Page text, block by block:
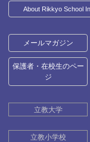
About Rikkyo School
メールマガジン
保護者・在校生のペー
ジ
立教大学
立教小学校